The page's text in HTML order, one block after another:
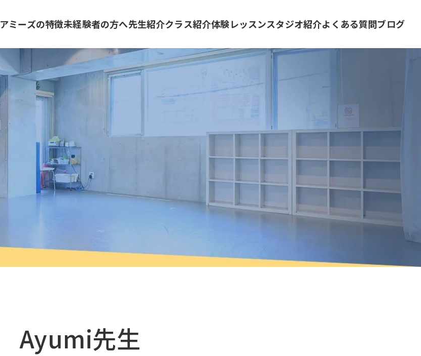
アミーズの特徴未経験者の方へ先生紹介クラス紹介体験レッスンスタジオ紹介よくある質問ブログ
Ayumi先生